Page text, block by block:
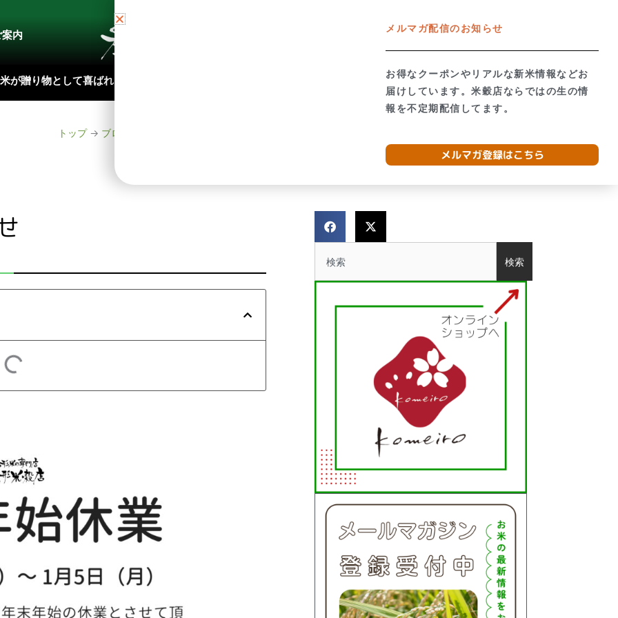
内 お問合せ
が贈り物として喜ばれる理由 山形のお米食べ比べ お米の質問と購入ガイド
ネットショップ →
トップ→ ブログ
検索
メルマガ配信のお知らせ
お得なクーポンやリアルな新米情報などお
届けしています。米穀店ならではの生の情
報を不定期配信してます。
メルマガ登録はこちら